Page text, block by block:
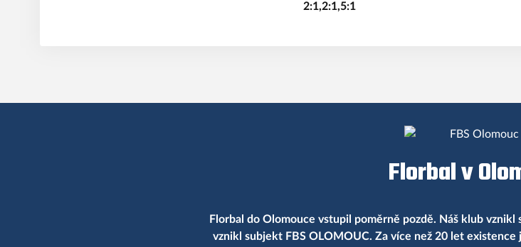
2:1,2:1,5:1
Florbal v
Florbal do Olomouce vstupil poměrně pozdě. Náš klub
vznikl subjekt FBS OLOMOUC. Za více než 20 let